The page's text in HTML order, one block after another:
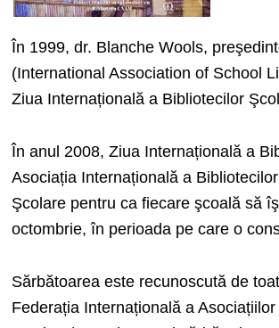
În 1999, dr. Blanche Wools,
(International Association of School
Ziua Interna­țională a Bibliotecilor
În anul 2008, Ziua Internațională a
Asociația Internațională a
Şcolare pentru ca fiecare şcoală să
octombrie, în perioada pe care o
Sărbătoarea este recunoscută de
Federația Internațională a